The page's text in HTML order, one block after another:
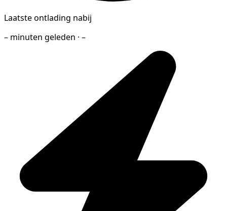
Laatste ontlading nabij
– minuten geleden · –